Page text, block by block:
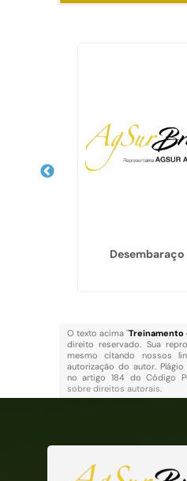
O texto acima "Treinamento
direito reservado. Sua
mesmo citando nossos
autorização do autor.
no artigo 184 do Código
sobre direitos autorais.